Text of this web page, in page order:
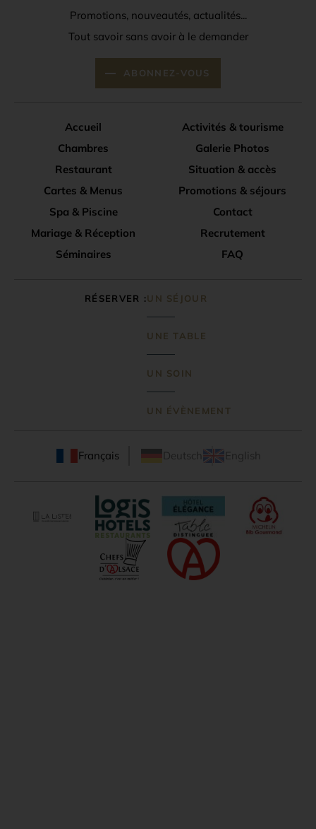
Promotions, nouveautés, actualités...
Tout savoir sans avoir à le demander
ABONNEZ-VOUS
Accueil
Chambres
Restaurant
Cartes & Menus
Spa & Piscine
Mariage & Réception
Séminaires
Activités & tourisme
Galerie Photos
Situation & accès
Promotions & séjours
Contact
Recrutement
FAQ
RÉSERVER UN SÉJOUR
UNE TABLE
UN SOIN
UN ÉVÈNEMENT
Français Deutsch English